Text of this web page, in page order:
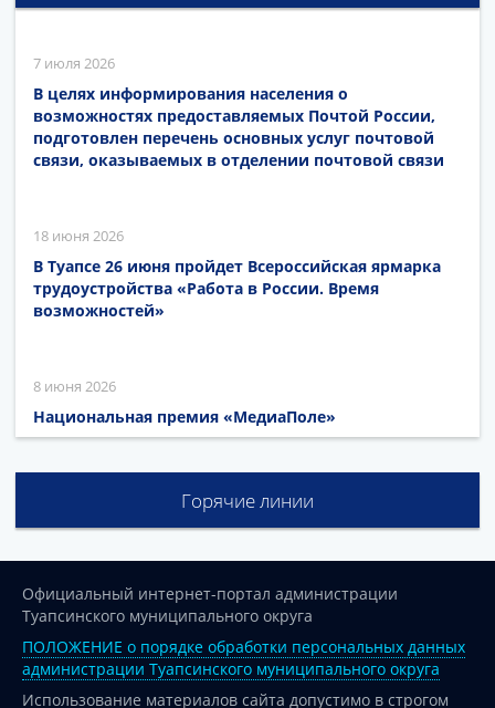
7 июля 2026
В целях информирования населения о
возможностях предоставляемых Почтой России,
подготовлен перечень основных услуг почтовой
связи, оказываемых в отделении почтовой связи
18 июня 2026
В Туапсе 26 июня пройдет Всероссийская ярмарка
трудоустройства «Работа в России. Время
возможностей»
8 июня 2026
Национальная премия «МедиаПоле»
Горячие линии
Официальный интернет-портал администрации
Туапсинского муниципального округа
ПОЛОЖЕНИЕ о порядке обработки персональных данных
администрации Туапсинского муниципального округа
Использование материалов сайта допустимо в строгом